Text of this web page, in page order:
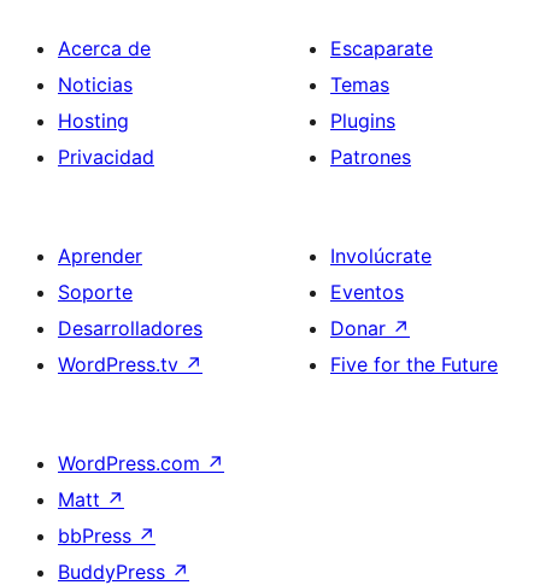
Acerca de
Noticias
Hosting
Privacidad
Escaparate
Temas
Plugins
Patrones
Aprender
Soporte
Desarrolladores
WordPress.tv ↗
Involúcrate
Eventos
Donar ↗
Five for the Future
WordPress.com ↗
Matt ↗
bbPress ↗
BuddyPress ↗